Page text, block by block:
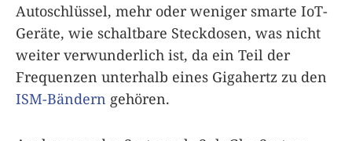
Autoschlüssel, mehr oder weniger smarte IoT-
Geräte, wie schaltbare Steckdosen, was nicht
weiter verwunderlich ist, da ein Teil der
Frequenzen unterhalb eines Gigahertz zu den
ISM-Bändern gehören.